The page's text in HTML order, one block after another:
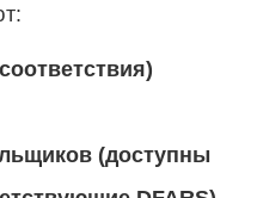
(доступны